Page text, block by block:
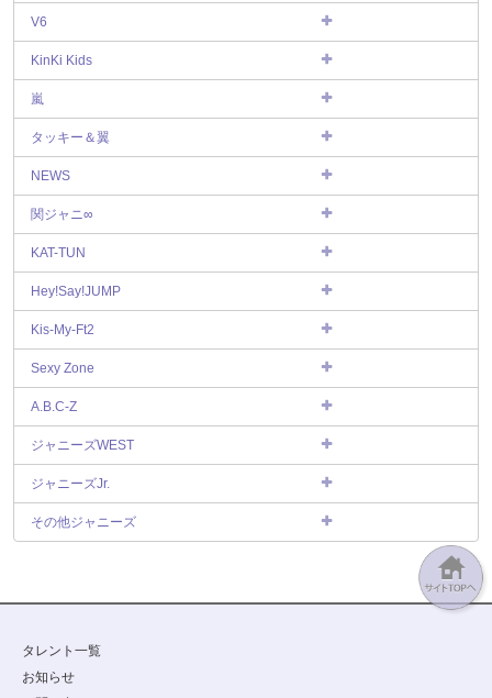
V6
KinKi Kids
嵐
タッキー＆翼
NEWS
関ジャニ∞
KAT-TUN
Hey!Say!JUMP
Kis-My-Ft2
Sexy Zone
A.B.C-Z
ジャニーズWEST
ジャニーズJr.
その他ジャニーズ
タレント一覧
お知らせ